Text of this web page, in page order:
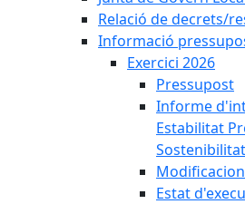
Relació de decrets/
Informació
Exercici 2026
Pressupost
Informe
Estabilitat
Estat